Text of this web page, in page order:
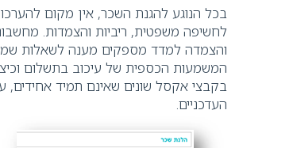
בכל הנוגע להגנת השכר, אין מקום
לחשיפה משפטית, ריביות והצמדות.
והצמדה למדד מספקים מענה לשאלות
המשמעות הכספית של עיכוב בתשלום
בקבצי אקסל שונים שאינם תמיד
העדכניים.